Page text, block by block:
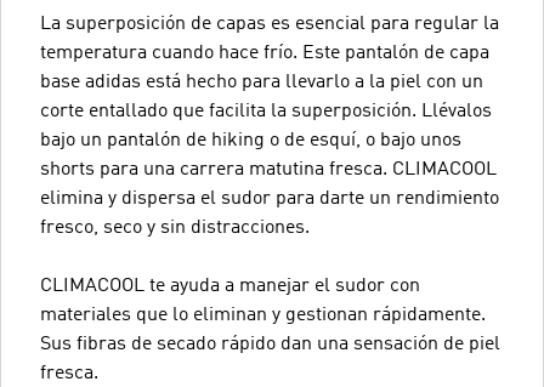
La superposición de capas es esencial para regular la
temperatura cuando hace frío. Este pantalón de capa
base adidas está hecho para llevarlo a la piel con un
corte entallado que facilita la superposición. Llévalos
bajo un pantalón de hiking o de esquí, o bajo unos
shorts para una carrera matutina fresca. CLIMACOOL
elimina y dispersa el sudor para darte un rendimiento
fresco, seco y sin distracciones.
CLIMACOOL te ayuda a manejar el sudor con
materiales que lo eliminan y gestionan rápidamente.
Sus fibras de secado rápido dan una sensación de piel
fresca.